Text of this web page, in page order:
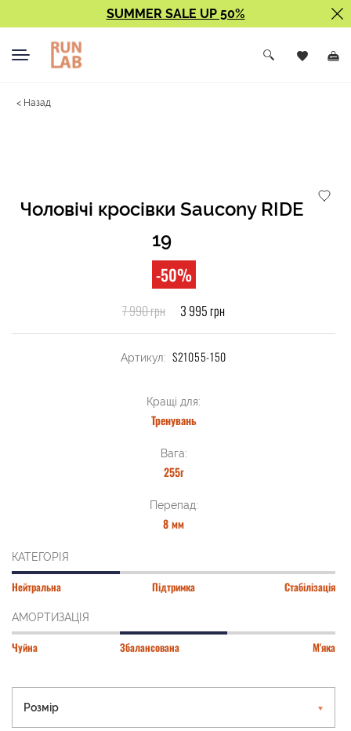
SUMMER SALE UP 50%
< Назад
Чоловічі кросівки Saucony RIDE
19
-50%
7 990 грн 3 995 грн
Артикул: S21055-150
Кращі для:
Тренувань
Вага:
255г
Перепад:
8 мм
КАТЕГОРІЯ
Нейтральна Підтримка Стабілізація
АМОРТИЗАЦІЯ
Чуйна Збалансована М'яка
Розмір